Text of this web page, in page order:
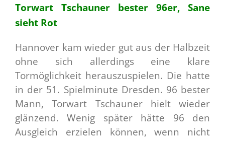
Torwart Tschauner bester 96er, Sane
sieht Rot
Hannover kam wieder gut aus der Halbzeit
ohne sich allerdings eine klare
Tormöglichkeit herauszuspielen. Die hatte
in der 51. Spielminute Dresden. 96 bester
Mann, Torwart Tschauner hielt wieder
glänzend. Wenig später hätte 96 den
Ausgleich erzielen können, wenn nicht